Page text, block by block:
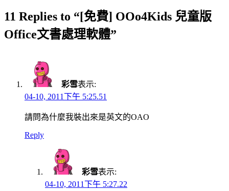
11 Replies to “[免費] OOo4Kids 兒童版
Office文書處理軟體”
彩雪表示:
04-10, 2011下午 5:25.51
請問為什麼我裝出來是英文的OAO
Reply
彩雪表示:
04-10, 2011下午 5:27.22